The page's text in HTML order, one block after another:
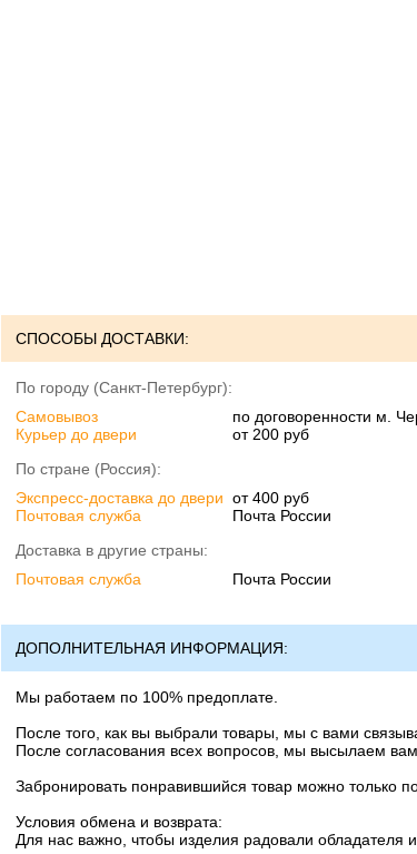
СПОСОБЫ ДОСТАВКИ:
По городу (Санкт-Петербург):
Cамовывоз
по договоренности м.
Курьер до двери
от 200 руб
По стране (Россия):
Экспресс-доставка до двери от 400 руб
Почтовая служба
Почта России
Доставка в другие страны:
Почтовая служба
Почта России
ДОПОЛНИТЕЛЬНАЯ ИНФОРМАЦИЯ:
Мы работаем по 100% предоплате.
После того, как вы выбрали товары, мы с вами
После согласования всех вопросов, мы высылаем
Забронировать понравившийся товар можно только
Условия обмена и возврата:
Для нас важно, чтобы изделия радовали обладателя